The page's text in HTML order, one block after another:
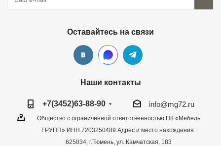
Оставайтесь на связи
Наши контакты
+7(3452)63-88-90 info@mg72.ru
Общество с ограниченной ответственностью ПК «Мебель
ГРУПП» ИНН 7203250489 Адрес и место нахождения:
625034, г.Тюмень, ул. Камчатская, 183